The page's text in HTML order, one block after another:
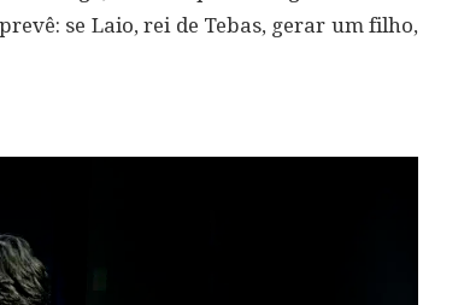
se Laio, rei de Tebas, gerar um filho,